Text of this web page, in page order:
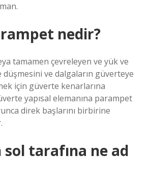
nedir?
tamamen çevreleyen ve yük ve
düşmesini ve dalgaların güverteye
için güverte kenarlarına
yapısal elemanına parampet
direk başlarını birbirine
tarafına ne ad